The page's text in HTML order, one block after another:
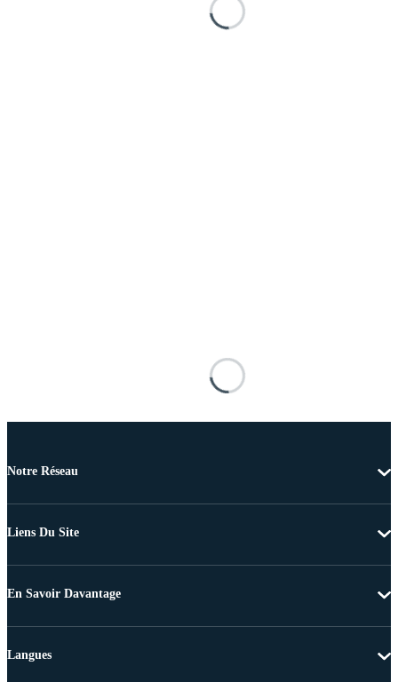
Notre Réseau
Liens Du Site
En Savoir Davantage
Langues